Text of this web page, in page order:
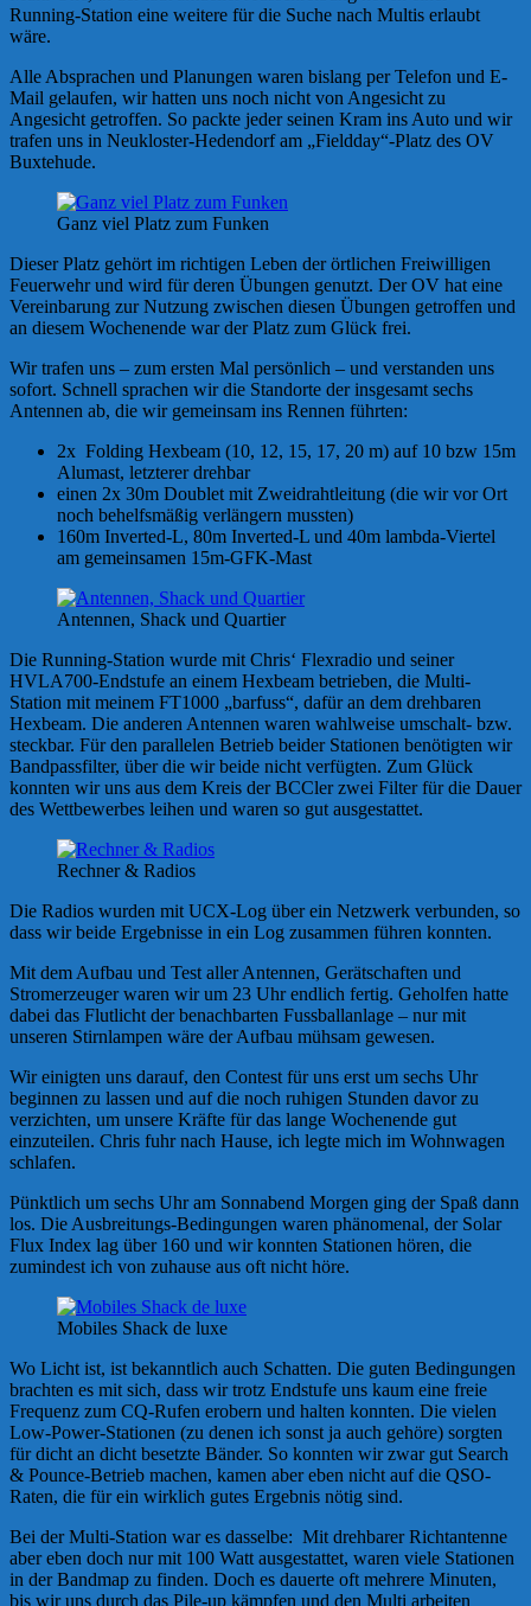
Running-Station eine weitere für die Suche nach Multis erlaubt
wäre.
Alle Absprachen und Planungen waren bislang per Telefon und E-
Mail gelaufen, wir hatten uns noch nicht von Angesicht zu
Angesicht getroffen. So packte jeder seinen Kram ins Auto und wir
trafen uns in Neukloster-Hedendorf am „Fieldday“-Platz des OV
Buxtehude.
Ganz viel Platz zum Funken
Dieser Platz gehört im richtigen Leben der örtlichen Freiwilligen
Feuerwehr und wird für deren Übungen genutzt. Der OV hat eine
Vereinbarung zur Nutzung zwischen diesen Übungen getroffen und
an diesem Wochenende war der Platz zum Glück frei.
Wir trafen uns – zum ersten Mal persönlich – und verstanden uns
sofort. Schnell sprachen wir die Standorte der insgesamt sechs
Antennen ab, die wir gemeinsam ins Rennen führten:
2x Folding Hexbeam (10, 12, 15, 17, 20 m) auf 10 bzw 15m
Alumast, letzterer drehbar
einen 2x 30m Doublet mit Zweidrahtleitung (die wir vor Ort
noch behelfsmäßig verlängern mussten)
160m Inverted-L, 80m Inverted-L und 40m lambda-Viertel
am gemeinsamen 15m-GFK-Mast
Antennen, Shack und Quartier
Die Running-Station wurde mit Chris‘ Flexradio und seiner
HVLA700-Endstufe an einem Hexbeam betrieben, die Multi-
Station mit meinem FT1000 „barfuss“, dafür an dem drehbaren
Hexbeam. Die anderen Antennen waren wahlweise umschalt- bzw.
steckbar. Für den parallelen Betrieb beider Stationen benötigten wir
Bandpassfilter, über die wir beide nicht verfügten. Zum Glück
konnten wir uns aus dem Kreis der BCCler zwei Filter für die Dauer
des Wettbewerbes leihen und waren so gut ausgestattet.
Rechner & Radios
Die Radios wurden mit UCX-Log über ein Netzwerk verbunden, so
dass wir beide Ergebnisse in ein Log zusammen führen konnten.
Mit dem Aufbau und Test aller Antennen, Gerätschaften und
Stromerzeuger waren wir um 23 Uhr endlich fertig. Geholfen hatte
dabei das Flutlicht der benachbarten Fussballanlage – nur mit
unseren Stirnlampen wäre der Aufbau mühsam gewesen.
Wir einigten uns darauf, den Contest für uns erst um sechs Uhr
beginnen zu lassen und auf die noch ruhigen Stunden davor zu
verzichten, um unsere Kräfte für das lange Wochenende gut
einzuteilen. Chris fuhr nach Hause, ich legte mich im Wohnwagen
schlafen.
Pünktlich um sechs Uhr am Sonnabend Morgen ging der Spaß dann
los. Die Ausbreitungs-Bedingungen waren phänomenal, der Solar
Flux Index lag über 160 und wir konnten Stationen hören, die
zumindest ich von zuhause aus oft nicht höre.
Mobiles Shack de luxe
Wo Licht ist, ist bekanntlich auch Schatten. Die guten Bedingungen
brachten es mit sich, dass wir trotz Endstufe uns kaum eine freie
Frequenz zum CQ-Rufen erobern und halten konnten. Die vielen
Low-Power-Stationen (zu denen ich sonst ja auch gehöre) sorgten
für dicht an dicht besetzte Bänder. So konnten wir zwar gut Search
& Pounce-Betrieb machen, kamen aber eben nicht auf die QSO-
Raten, die für ein wirklich gutes Ergebnis nötig sind.
Bei der Multi-Station war es dasselbe: Mit drehbarer Richtantenne
aber eben doch nur mit 100 Watt ausgestattet, waren viele Stationen
in der Bandmap zu finden. Doch es dauerte oft mehrere Minuten,
bis wir uns durch das Pile-up kämpfen und den Multi arbeiten